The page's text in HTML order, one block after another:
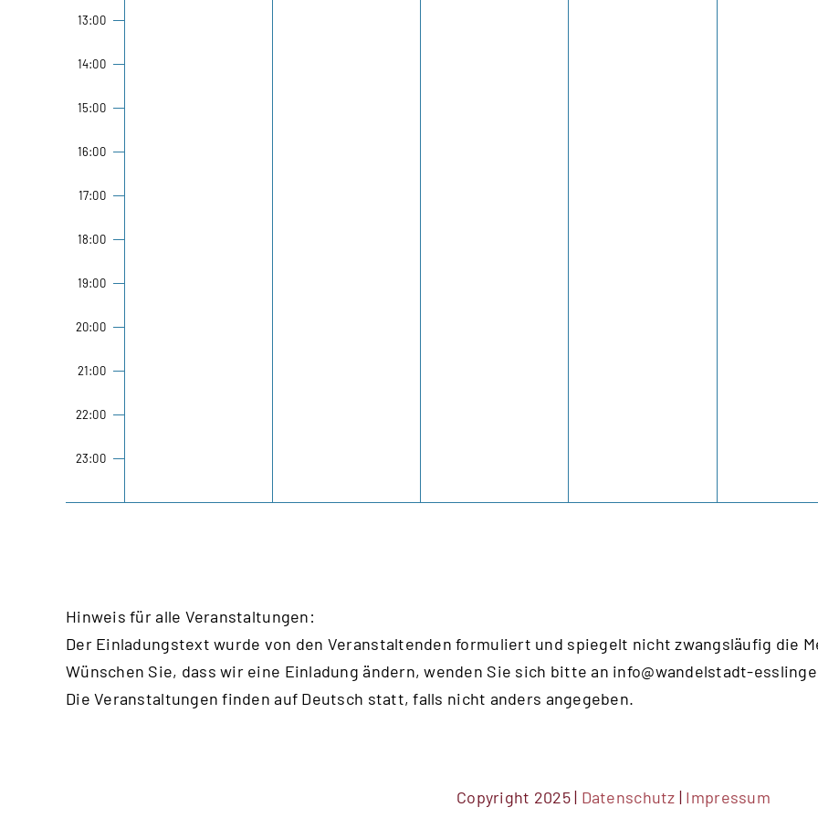
13:00
14:00
15:00
16:00
17:00
18:00
19:00
20:00
21:00
22:00
23:00
Hinweis für alle Veranstaltungen:
Der Einladungstext wurde von den Veranstaltenden formuliert und spiegelt nicht zwangsläufig die
Wünschen Sie, dass wir eine Einladung ändern, wenden Sie sich bitte an info@wandelstadt-
Die Veranstaltungen finden auf Deutsch statt, falls nicht anders angegeben.
Copyright 2025 | Datenschutz | Impressum